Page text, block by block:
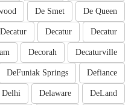
De Queen
De Smet
Decatur
Decatur
Decatur
Decaturville
Decorah
Defiance
DeFuniak Springs
DeLand
Delaware
Delhi